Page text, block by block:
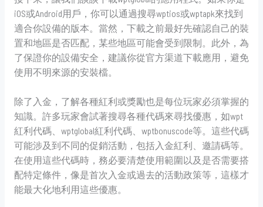
iOS或Android用戶，你可以通過搜尋wptios或wptapk來找到
適合你設備的版本。當然，下載之前最好先確認自己的裝
置和地區是否匹配，某些地區可能會受到限制。此外，為
了保證你的設備安全，建議你從官方渠道下載應用，避免
使用不明來源的安裝檔。
除了入金，了解各種紅利或獎勵也是每位玩家必須掌握的
知識。許多玩家會試著搜尋各種代碼來尋找優惠，如wpt
紅利代碼、wptglobal紅利代碼、wptbonuscode等。這些代碼
可能涉及到不同的促銷活動，包括入金紅利、邀請碼等。
在使用這些代碼時，務必要清楚使用範圍以及是否需要搭
配特定條件，像是首次入金或過去的活動政策等，這樣才
能最大化地利用這些優惠。